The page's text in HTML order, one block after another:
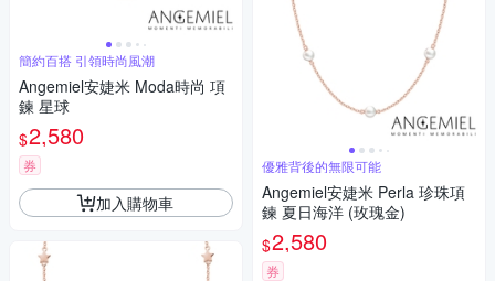
簡約百搭 引領時尚風潮
Angemiel安婕米 Moda時尚 項
鍊 星球
$2,580
券
加入購物車
優雅背後的無限可能
Angemiel安婕米 Perla 珍珠項
鍊 夏日海洋 (玫瑰金)
$2,580
券